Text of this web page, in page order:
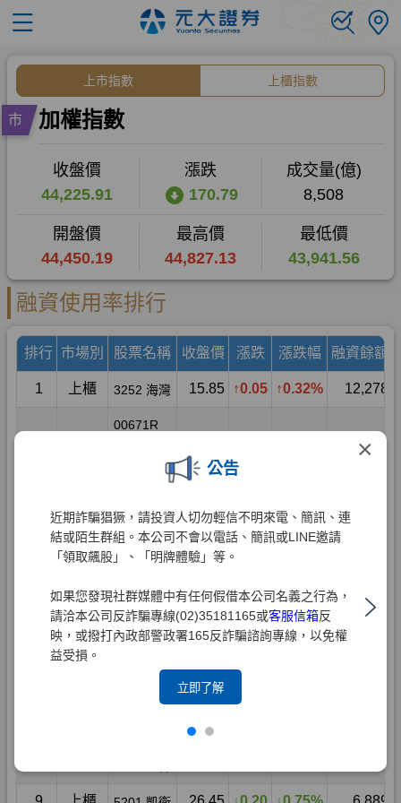
×
公告
近期詐騙猖獗，請投資人切勿輕信不明來電、簡訊、連
結或陌生群組。本公司不會以電話、簡訊或LINE邀請
「領取飆股」、「明牌體驗」等。
如果您發現社群媒體中有任何假借本公司名義之行為，
請洽本公司反詐騙專線(02)35181165或客服信箱反
映，或撥打內政部警政署165反詐騙諮詢專線，以免權
益受損。
立即了解